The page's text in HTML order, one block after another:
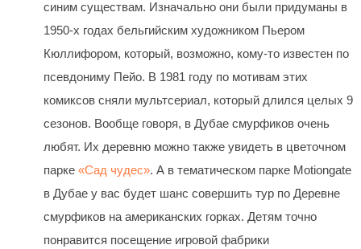
синим существам. Изначально они были придуманы в
1950-х годах бельгийским художником Пьером
Кюллифором, который, возможно, кому-то известен по
псевдониму Пейо. В 1981 году по мотивам этих
комиксов сняли мультсериал, который длился целых 9
сезонов. Вообще говоря, в Дубае смурфиков очень
любят. Их деревню можно также увидеть в цветочном
парке «Сад чудес». А в тематическом парке Motiongate
в Дубае у вас будет шанс совершить тур по Деревне
смурфиков на американских горках. Детям точно
понравится посещение игровой фабрики